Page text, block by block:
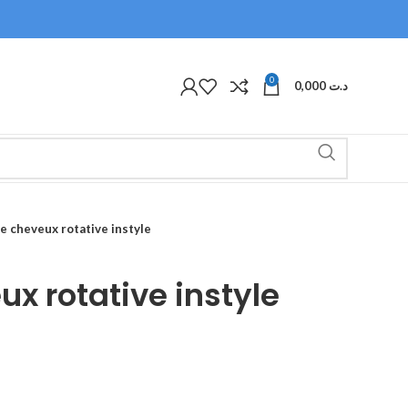
0 د.ت
cheveux rotative instyle
rotative instyle